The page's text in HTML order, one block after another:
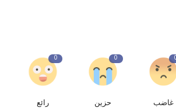
غاضب
0
حزين
0
رائع